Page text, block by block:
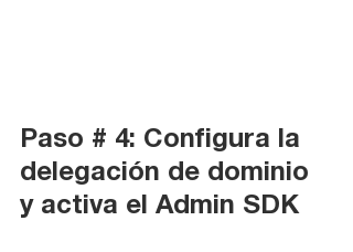
Paso # 4: Configura la
delegación de dominio
y activa el Admin SDK